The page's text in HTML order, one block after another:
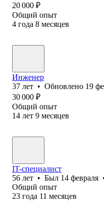
20 000 ₽
Общий опыт
4 года 8 месяцев
Инженер
37 лет • Обновлено 19
30 000 ₽
Общий опыт
14 лет 9 месяцев
IT-специалист
56 лет • Был 14 февраля
Общий опыт
23 года 11 месяцев